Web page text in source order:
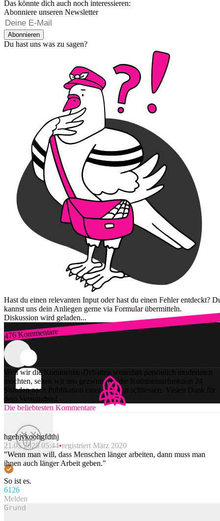
Das könnte dich auch noch interessieren:
Abonniere unseren Newsletter
Abonnieren
Du hast uns was zu sagen?
Hast du einen relevanten Input oder hast du einen Fehler entdeckt?
kannst uns dein Anliegen gerne via Formular übermitteln.
Diskussion wird geladen...
476 Kommentare
Zum Login
Weil wir die Kommentar-Debatten weiterhin persönlich moderieren
möchten, sehen wir uns gezwungen, die Kommentarfunktion 24
Stunden nach Publikation einer Story zu schliessen. Vielen Dank für
dein Verständnis!
Die beliebtesten Kommentare
hgehjvkoohgfdthj
21.05.2025 05:44 registriert März 2020
"Wenn man will, dass Menschen länger arbeiten, dann muss man
ihnen auch länger Arbeit geben."
So ist es.
6126
Melden